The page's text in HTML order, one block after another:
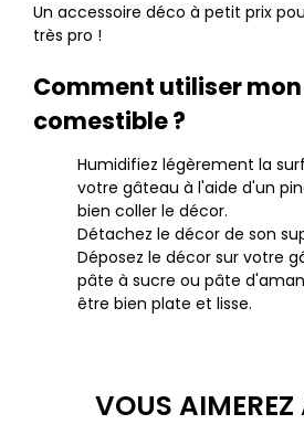
Un accessoire déco à petit prix
très pro !
Comment utiliser
comestible ?
Humidifiez légèrement la
votre gâteau à l'aide d'un
bien coller le décor.
Détachez le décor de son
Déposez le décor sur votre
pâte à sucre ou pâte
être bien plate et lisse.
VOUS AIMEREZ